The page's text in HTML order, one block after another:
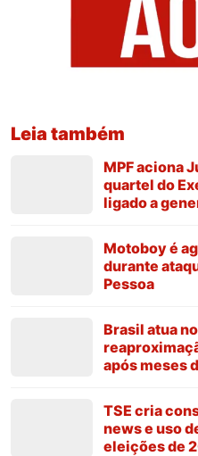
Leia também
MPF aciona
quartel do
ligado a
Motoboy é
durante
Pessoa
Brasil atua
após meses
TSE cria
news e uso
eleições de